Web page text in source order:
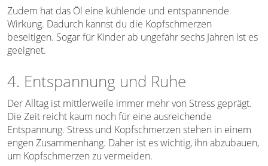
Zudem hat das Öl eine kühlende und entspannende
Wirkung. Dadurch kannst du die Kopfschmerzen
beseitigen. Sogar für Kinder ab ungefähr sechs Jahren ist es
geeignet.
4. Entspannung und Ruhe
Der Alltag ist mittlerweile immer mehr von Stress geprägt.
Die Zeit reicht kaum noch für eine ausreichende
Entspannung. Stress und Kopfschmerzen stehen in einem
engen Zusammenhang. Daher ist es wichtig, ihn abzubauen,
um Kopfschmerzen zu vermeiden.